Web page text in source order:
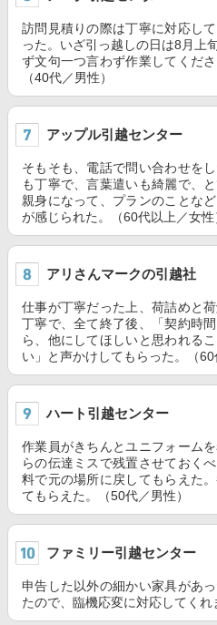
訪問見積りの際は丁寧に対応し
った。いざ引っ越しの日は8月上
ず文句一つ言わず作業してくだ
（40代／男性）
アップル引越センター
そもそも、電話で問い合わせを
も丁寧で、言葉遣いも綺麗で、
親身になって、プランのことな
が感じられた。（60代以上／女性
アリさんマークの引越社
仕事が丁寧だった上、荷詰めと
丁寧で、全て終了後、「契約時
ら、他にしてほしいと思われる
い」と声かけしてもらった。（60
ハート引越センター
作業員がきちんとユニフォーム
らの伝達ミスで残置させておく
料で元の場所に戻してもらえた
てもらえた。（50代／男性）
ファミリー引越センター
申告した以外の細かい家具があ
たので、臨機応変に対応してくれ